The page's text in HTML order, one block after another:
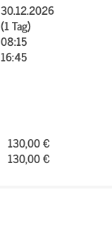
30.12.2026
(1 Tag)
08:15
16:45
130,00 €
130,00 €